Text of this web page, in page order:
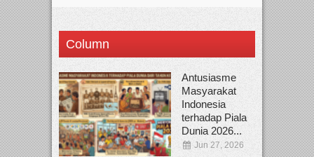
Column
Antusiasme
Masyarakat
Indonesia
terhadap Piala
Dunia 2026...
Jun 27, 2026